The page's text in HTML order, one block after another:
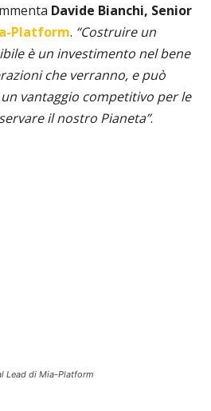
Davide Bianchi, Senior
Platform. “Costruire un
è un investimento nel bene
che verranno, e può
vantaggio competitivo per le
il nostro Pianeta”.
Lead di Mia-Platform